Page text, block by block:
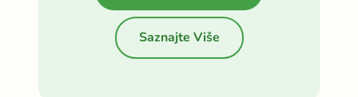
Saznajte Više